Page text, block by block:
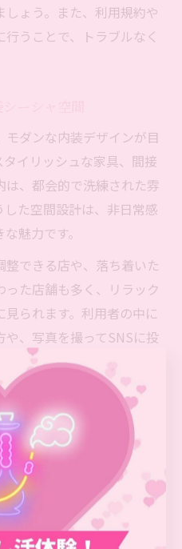
ょう。また、利用規約や
うことで、トラブルなく
ダンな内装デザインが目
イリッシュな家具、間接
、都会的で洗練された雰
た空間設計は、非日常感
魅力です。
できる店や、落ち着いた
た店舗も多く、リラック
られます。利用者の中に
、写真を撮ってSNSに投
気や混雑状況を事前に写
すめです。自分の好みや
ーシャ空間”を探してみる
ックスタイムが過ごせる